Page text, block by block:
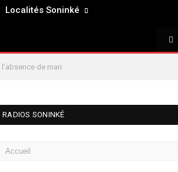
Localités Soninké
de mari
RADIOS SONINKÉ